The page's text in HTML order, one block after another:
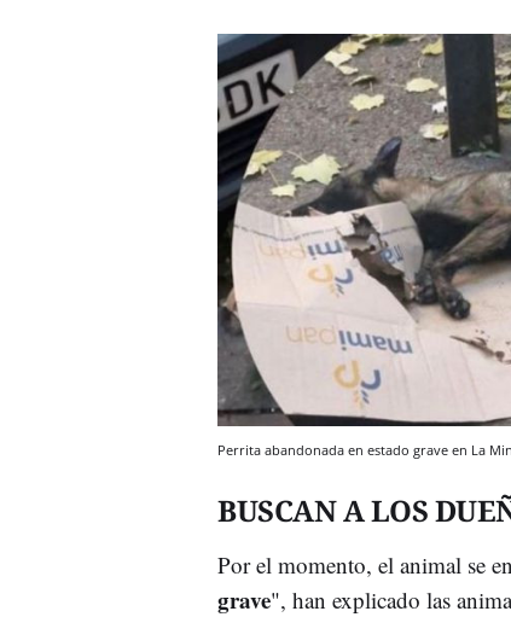
Perrita abandonada en estado grave en La
BUSCAN A LOS
Por el momento, el animal se
grave", han explicado las